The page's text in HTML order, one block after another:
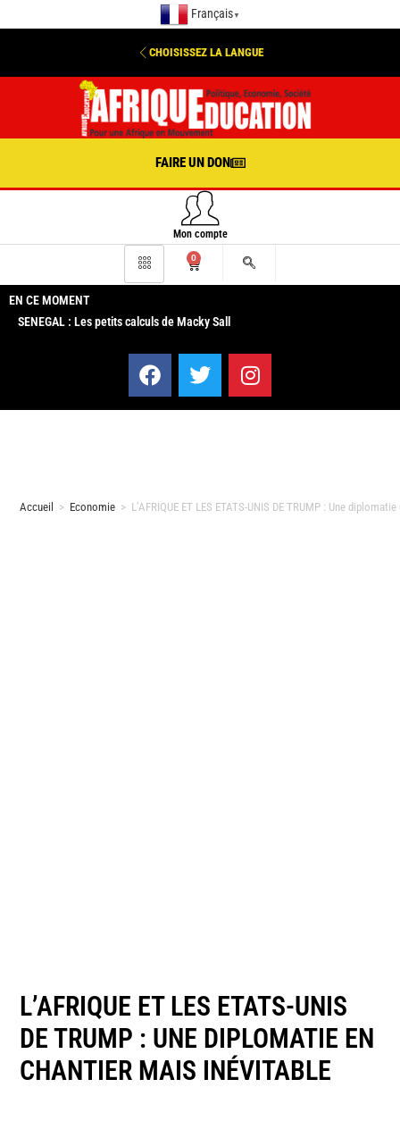
Français ▼
CHOISISSEZ LA LANGUE
FAIRE UN DON
Mon compte
0
EN CE MOMENT
SENEGAL : Les petits calculs de Macky Sall
Accueil > Economie > L’AFRIQUE ET LES ETATS-UNIS DE TRUMP : Une
L’AFRIQUE ET LES ETATS-UNIS
DE TRUMP : UNE DIPLOMATIE EN
CHANTIER MAIS INÉVITABLE